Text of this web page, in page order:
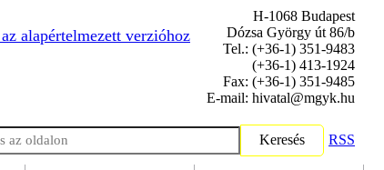
alapértelmezett verzióhoz
H-1068 Budapest
Dózsa György út 86/b
Tel.: (+36-1) 351-9483
(+36-1) 413-1924
Fax: (+36-1) 351-9485
E-mail: hivatal@mgyk.hu
Keresés RSS